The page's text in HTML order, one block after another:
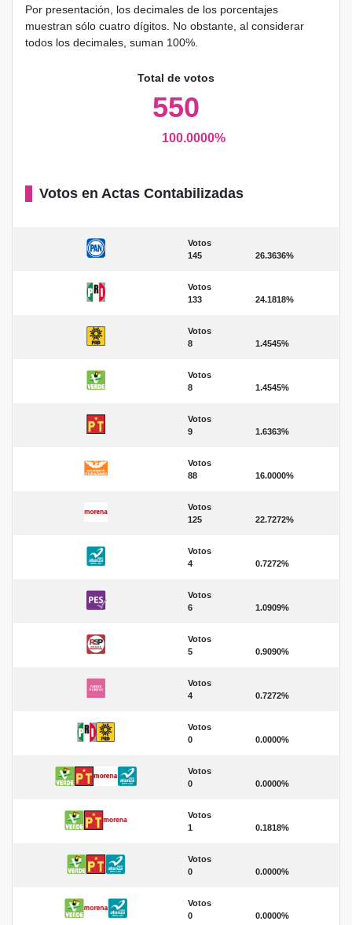
Por presentación, los decimales de los porcentajes
muestran sólo cuatro dígitos. No obstante, al considerar
todos los decimales, suman 100%.
Total de votos
550
100.0000%
Votos en Actas Contabilizadas
Votos
145
26.3636%
Votos
133
24.1818%
Votos
8
1.4545%
Votos
8
1.4545%
Votos
9
1.6363%
Votos
88
16.0000%
Votos
125
22.7272%
Votos
4
0.7272%
Votos
6
1.0909%
Votos
5
0.9090%
Votos
4
0.7272%
Votos
0
0.0000%
Votos
0
0.0000%
Votos
1
0.1818%
Votos
0
0.0000%
Votos
0
0.0000%